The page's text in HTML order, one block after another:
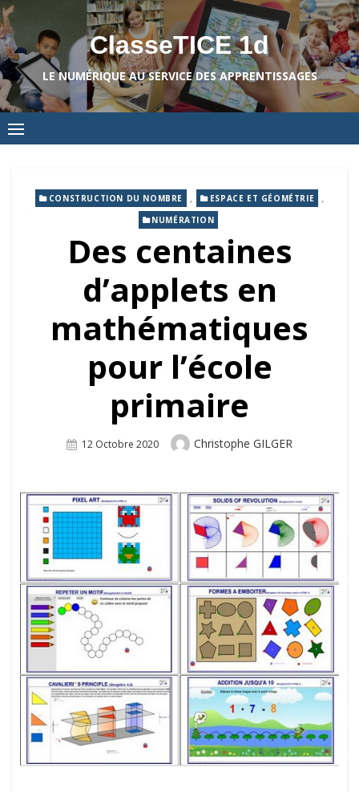
Skip
to
content
ClasseTICE 1d
LE NUMÉRIQUE AU SERVICE DES APPRENTISSAGES
CONSTRUCTION DU NOMBRE , ESPACE ET GÉOMÉTRIE ,
NUMÉRATION
Des centaines
d’applets en
mathématiques
pour l’école
primaire
Posted
12 Octobre 2020 Author
Christophe GILGER